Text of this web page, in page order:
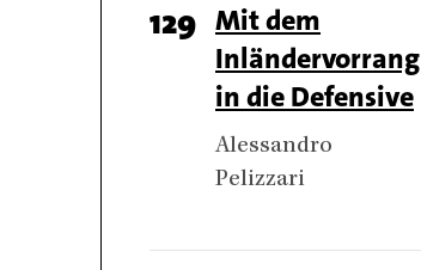
Chapter
articles
Page
number
129 Titel
Mit dem
Inländervorrang
in die Defensive
Authors
Alessandro
Pelizzari